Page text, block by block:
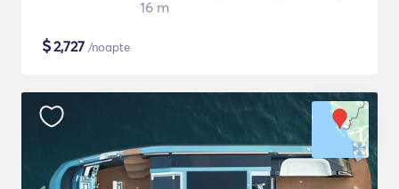
16 m
$2,727 /noapte